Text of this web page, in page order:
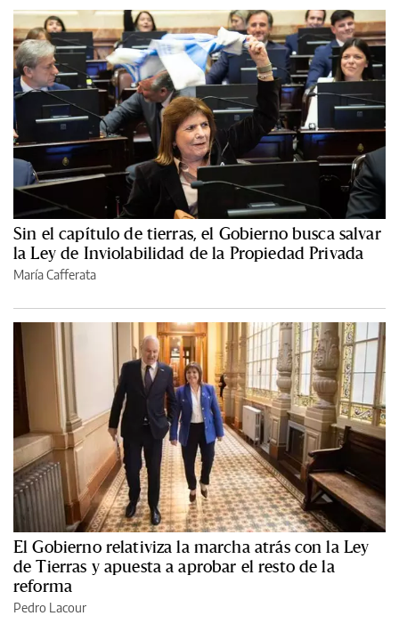
Sin el capítulo de tierras, el Gobierno busca salvar
la Ley de Inviolabilidad de la Propiedad Privada
María Cafferata
El Gobierno relativiza la marcha atrás con la Ley
de Tierras y apuesta a aprobar el resto de la
reforma
Pedro Lacour